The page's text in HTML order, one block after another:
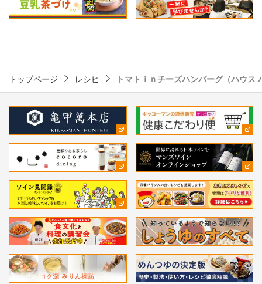
トップページ レシピ トマトｉｎチーズハンバーグ（ハウ